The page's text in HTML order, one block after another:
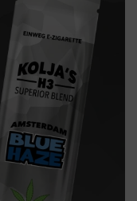
Add to
wishlist